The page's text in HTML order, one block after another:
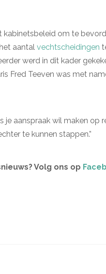
kabinetsbeleid om te
aantal vechtscheidingen
werd in dit kader
Fred Teeven was met
aanspraak wil maken op
te kunnen stappen.”
Volg ons op